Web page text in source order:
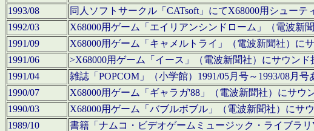
1993/08
同人ソフトサークル「CATsoft」にてX68000用シュー
1992/03
X68000用ゲーム「エイリアンシンドローム」（電波新
1991/09
X68000用ゲーム「キャメルトライ」（電波新聞社）に
1991/06
>X68000用ゲーム「イース」（電波新聞社）にサウンド
1991/04
雑誌「POPCOM」（小学館）1991/05月号～1993/08月
1990/07
X68000用ゲーム「ギャラガ'88」（電波新聞社）にサウ
1990/03
X68000用ゲーム「バブルボブル」（電波新聞社）にサ
1989/10
書籍「ナムコ・ビデオゲームミュージック・ライブラ